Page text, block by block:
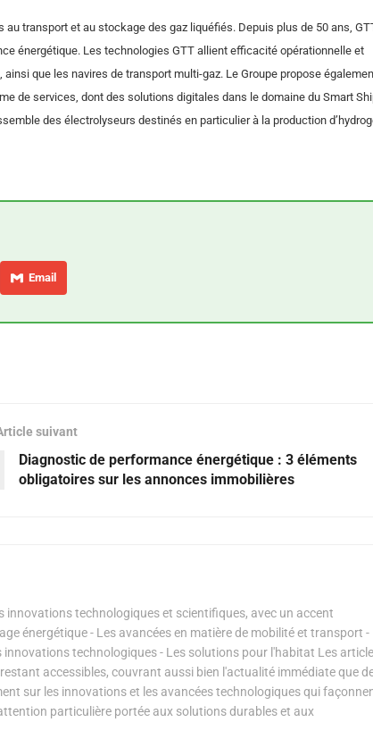
transport et au stockage des gaz liquéfiés. Depuis plus de 50 ans,
énergétique. Les technologies GTT allient efficacité opérationnelle et
que les navires de transport multi-gaz. Le Groupe propose
de services, dont des solutions digitales dans le domaine du Smart
des électrolyseurs destinés en particulier à la production
Email
suivant
Diagnostic de performance énergétique : 3 éléments
obligatoires sur les annonces immobilières
technologiques et scientifiques, avec un accent
énergétique - Les avancées en matière de mobilité et transport -
technologiques - Les solutions pour l'habitat Les
accessibles, couvrant aussi bien l'actualité immédiate que
sur les innovations et les avancées technologiques qui
particulière portée aux solutions durables et aux